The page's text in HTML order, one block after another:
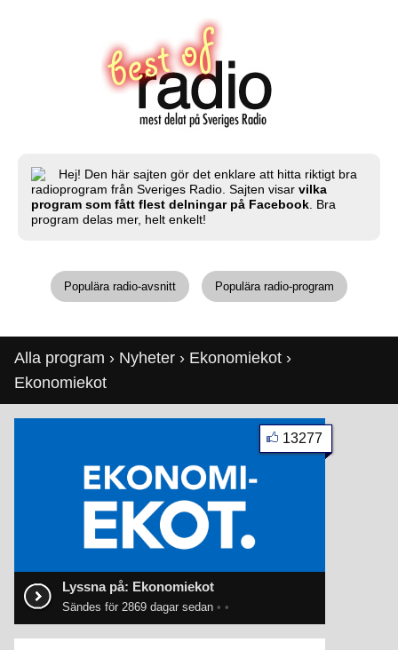
Hej! Den här sajten gör det enklare att hitta riktigt bra
radioprogram från Sveriges Radio. Sajten visar vilka
program som fått flest delningar på Facebook . Bra
program delas mer, helt enkelt!
Populära radio-avsnitt Populära radio-program
Alla program › Nyheter › Ekonomiekot ›
Ekonomiekot
Lyssna på: Ekonomiekot
Sändes för 2869 dagar sedan • •
13277